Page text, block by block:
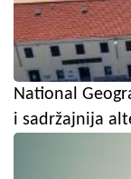
National
i sadržajnija